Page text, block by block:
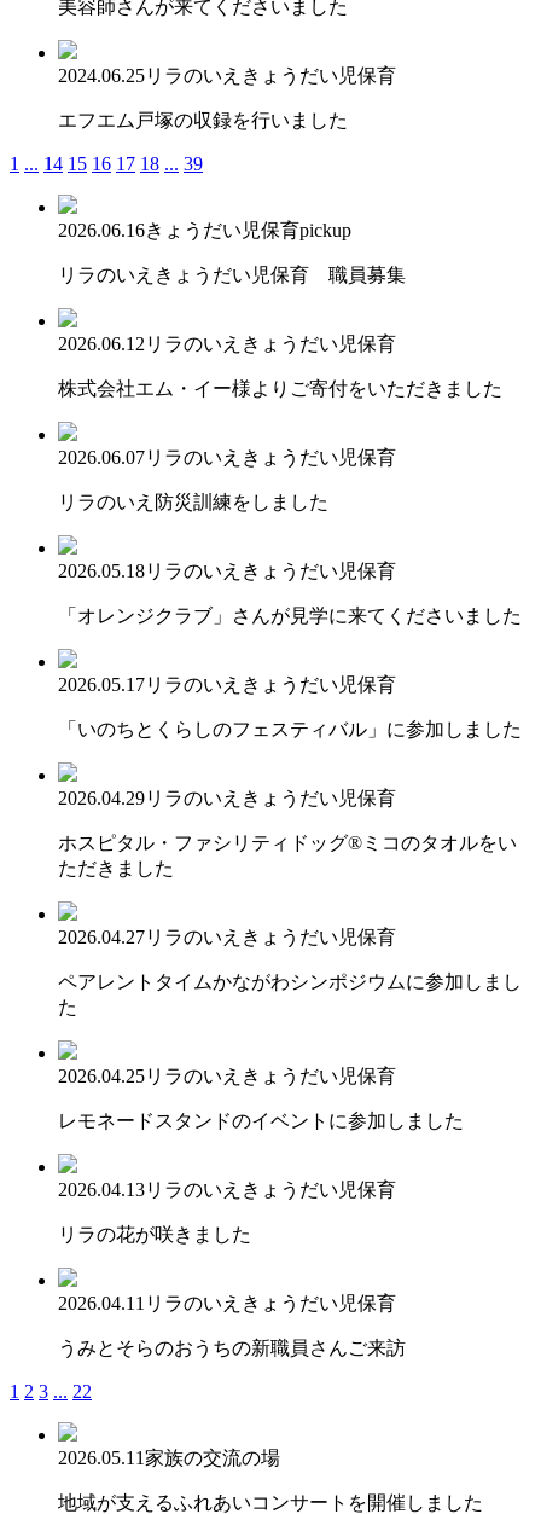
美容師さんが来てくださいました
2024.06.25リラのいえ きょうだい児保育
エフエム戸塚の収録を行いました
1 ... 14 15 16 17 18 ... 39
2026.06.16きょうだい児保育pickup
リラのいえきょうだい児保育 職員募集
2026.06.12 リラのいえ きょうだい児保育
株式会社エム・イー様よりご寄付をいただきました
2026.06.07リラのいえ きょうだい児保育
リラのいえ防災訓練をしました
2026.05.18リラのいえ きょうだい児保育
「オレンジクラブ」さんが見学に来てくださいました
2026.05.17リラのいえ きょうだい児保育
「いのちとくらしのフェスティバル」に参加しました
2026.04.29リラのいえ きょうだい児保育
ホスピタル・ファシリティドッグ®ミコのタオルをい
ただきました
2026.04.27リラのいえ きょうだい児保育
ペアレントタイムかながわシンポジウムに参加しまし
た
2026.04.25リラのいえ きょうだい児保育
レモネードスタンドのイベントに参加しました
2026.04.13リラのいえ きょうだい児保育
リラの花が咲きました
2026.04.11 リラのいえ きょうだい児保育
うみとそらのおうちの新職員さんご来訪
1 2 3 ... 22
2026.05.11家族の交流の場
地域が支えるふれあいコンサートを開催しました